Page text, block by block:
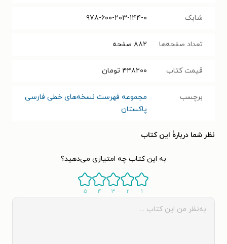
شابک ۹۷۸-۶۰۰-۲۰۳-۱۴۴-۰
تعداد صفحه‌ها ۸۸۲ صفحه
قیمت کتاب ۴۴۸۲۰۰ تومان
برچسب
مجموعه فهرست نسخه‌های خطی فارسی
پاکستان
نظر شما دربارهٔ این کتاب
به این کتاب چه امتیازی می‌دهید؟
۱ ۲ ۳ ۴ ۵